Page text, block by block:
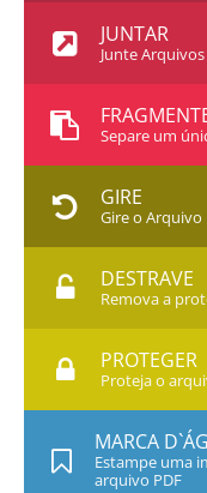
JUNTAR
Junte
Separe um
GIRE
Gire o Arquivo
DESTRAVE
Remova a
PROTEGER
Proteja o
MARCA
Estampe uma
arquivo PDF